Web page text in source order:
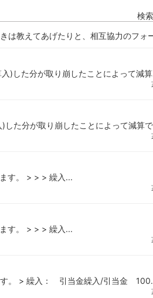
検
は教えてあげたりと、相互協力のフォ
)した分が取り崩したことによって減
た分が取り崩したことによって減算
す。 > > > 繰入...
す。 > > > 繰入...
す。 > 繰入： 引当金繰入/引当金